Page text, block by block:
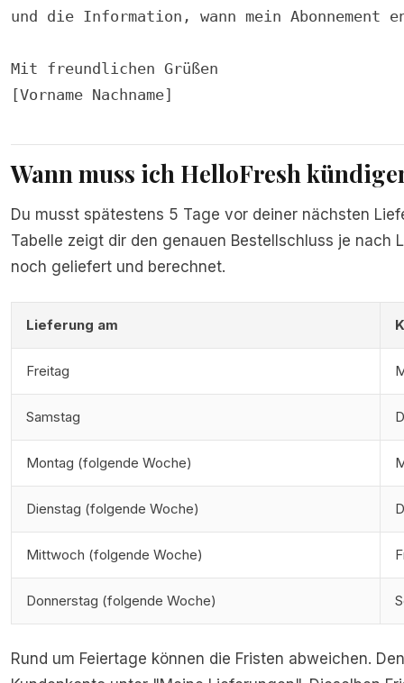
und die Information, wann mein Abonnement
Mit freundlichen Grüßen
Wann muss ich HelloFresh
Du musst spätestens 5 Tage vor deiner nächsten
Tabelle zeigt dir den genauen Bestellschluss je nach
noch geliefert und berechnet.
Lieferung am
Freitag
Samstag
Montag (folgende Woche)
Dienstag (folgende Woche)
Mittwoch (folgende Woche)
Donnerstag (folgende Woche)
Rund um Feiertage können die Fristen abweichen.